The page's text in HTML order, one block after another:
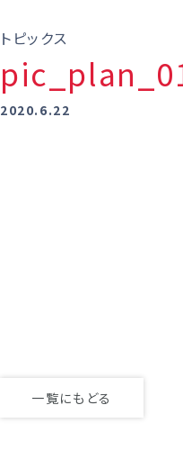
トピックス
2020.6.22
一覧にもどる